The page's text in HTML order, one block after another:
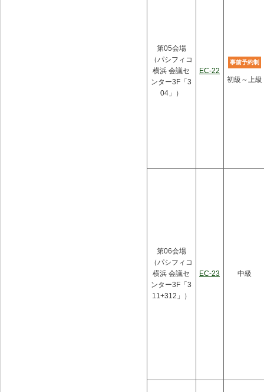
第05会場
（パシフィコ
横浜 会議セ
ンター3F「3
04」）
EC-22
事前予約制
初級～上級
第06会場
（パシフィコ
横浜 会議セ
ンター3F「3
11+312」）
EC-23 中級